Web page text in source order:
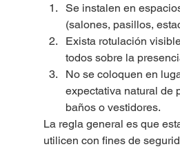
Se instalen en
(salones, pasillos,
Exista rotulación
todos sobre la
No se coloquen en
expectativa natural de
baños o vestidores.
La regla general es que
utilicen con fines de